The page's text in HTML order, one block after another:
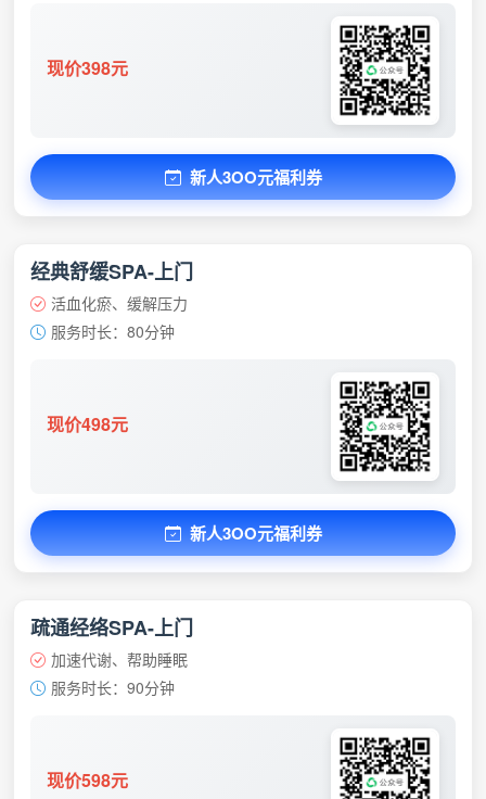
现价398元
新人3OO元福利券
经典舒缓SPA-上门
活血化瘀、缓解压力
服务时长：80分钟
现价498元
新人3OO元福利券
疏通经络SPA-上门
加速代谢、帮助睡眠
服务时长：90分钟
现价598元